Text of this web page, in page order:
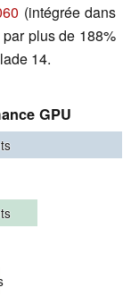
(intégrée dans
plus de 188%
14.
GPU